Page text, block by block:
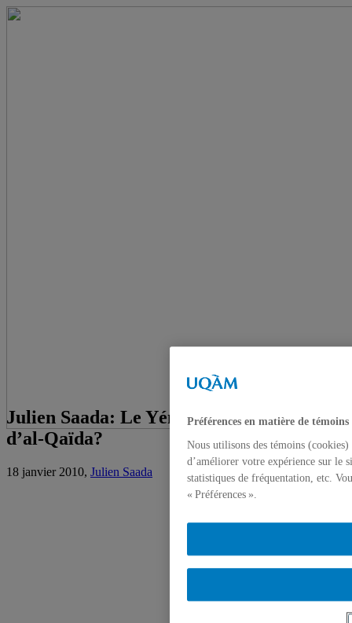
Julien Saada: Le Yémen, nouvelle base
d’al-Qaïda?
18 janvier 2010, Julien Saada
Préférences en matière de témoins
Nous utilisons des témoins
d’améliorer votre expérience sur le
statistiques de fréquentation, etc.
« Préférences ».